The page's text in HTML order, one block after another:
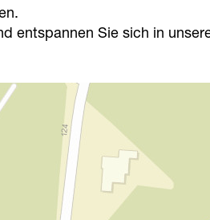
entspannen Sie sich in